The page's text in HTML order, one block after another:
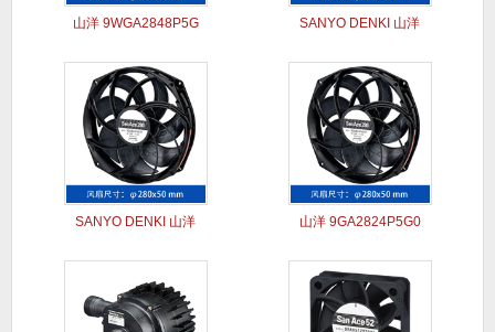
山洋 9WGA2848P5G SANYO DENKI 山洋
SANYO DENKI 山洋 山洋 9GA2824P5G0